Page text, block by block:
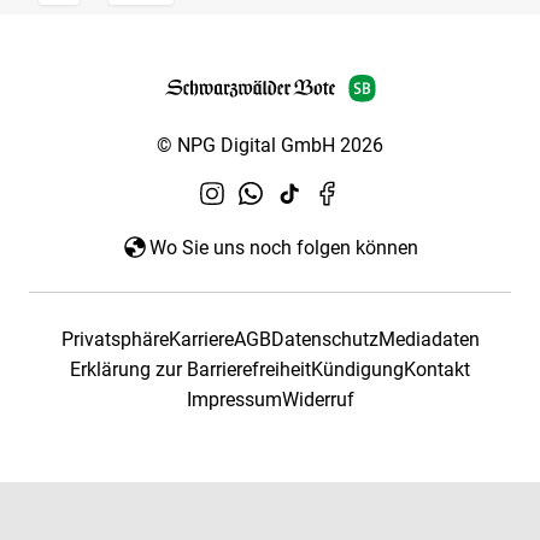
© NPG Digital GmbH 2026
Wo Sie uns noch folgen können
PrivatsphäreKarriereAGBDatenschutzMediadaten
Erklärung zur BarrierefreiheitKündigungKontakt
ImpressumWiderruf